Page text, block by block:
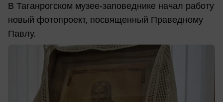
В Таганрогском музее-заповеднике начал работу
новый фотопроект, посвященный Праведному
Павлу.